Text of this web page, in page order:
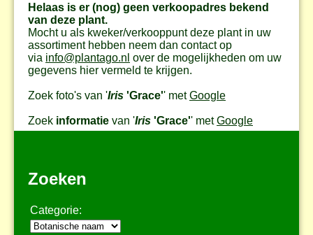
Helaas is er (nog) geen verkoopadres bekend
van deze plant.
Mocht u als kweker/verkooppunt deze plant in uw
assortiment hebben neem dan contact op
via info@plantago.nl over de mogelijkheden om uw
gegevens hier vermeld te krijgen.
Zoek foto's van 'Iris 'Grace'' metGoogle
Zoek informatie van 'Iris 'Grace'' metGoogle
Zoeken
Categorie: